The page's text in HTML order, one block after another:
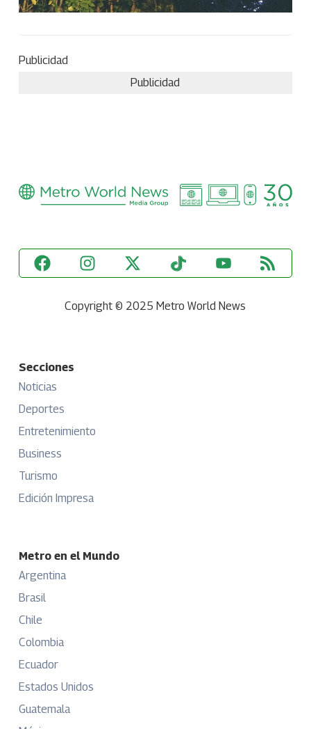
Publicidad
Publicidad
Copyright © 2025 Metro World News
Secciones
Noticias
Deportes
Entretenimiento
Business
Turismo
Edición Impresa
Metro en el Mundo
Argentina
Brasil
Chile
Colombia
Ecuador
Estados Unidos
Guatemala